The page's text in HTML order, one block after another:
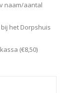
naam/aantal
het Dorpshuis
(€8,50)